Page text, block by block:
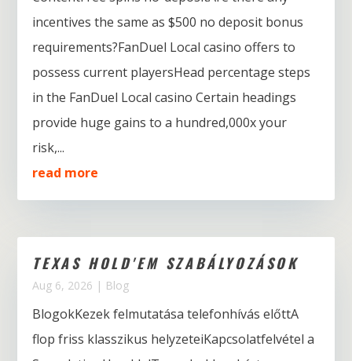
incentives the same as $500 no deposit bonus
requirements?FanDuel Local casino offers to
possess current playersHead percentage steps
in the FanDuel Local casino Certain headings
provide huge gains to a hundred,000x your
risk,...
read more
TEXAS HOLD'EM SZABÁLYOZÁSOK
Aug 6, 2026 | Blog
BlogokKezek felmutatása telefonhívás előttA
flop friss klasszikus helyzeteiKapcsolatfelvétel a